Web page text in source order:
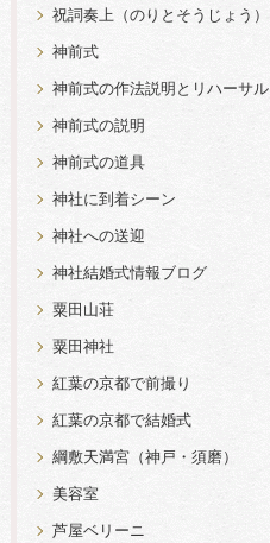
祝詞奏上（のりとそうじょう）
神前式
神前式の作法説明とリハーサル
神前式の説明
神前式の道具
神社に到着シーン
神社への送迎
神社結婚式情報ブログ
粟田山荘
粟田神社
紅葉の京都で前撮り
紅葉の京都で結婚式
綱敷天満宮（神戸・須磨）
美容室
芦屋ベリーニ